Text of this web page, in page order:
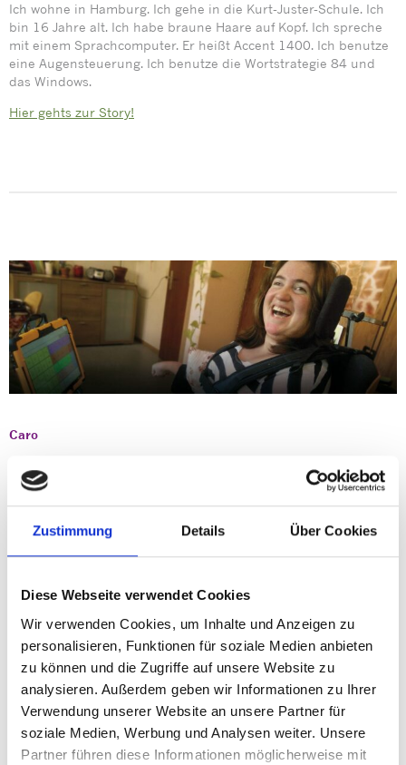
Zustimmung Details Über Cookies
Diese Webseite verwendet Cookies
Wir verwenden Cookies, um Inhalte und Anzeigen zu
personalisieren, Funktionen für soziale Medien anbieten
zu können und die Zugriffe auf unsere Website zu
analysieren. Außerdem geben wir Informationen zu Ihrer
Verwendung unserer Website an unsere Partner für
soziale Medien, Werbung und Analysen weiter. Unsere
Partner führen diese Informationen möglicherweise mit
Ich wohne in Hamburg. Ich gehe in die Kurt-Juster-Schule. Ich
bin 16 Jahre alt. Ich habe braune Haare auf Kopf. Ich spreche
mit einem Sprachcomputer. Er heißt Accent 1400. Ich benutze
eine Augensteuerung. Ich benutze die Wortstrategie 84 und
das Windows.
Hier gehts zur Story!
Caro
2010 mit dem EcoTalker von PRD. Zuvor hatte ich 3 Jahre lang
ausführlicher erzählt. Inzwischen bin ich 21 Jahre alt.